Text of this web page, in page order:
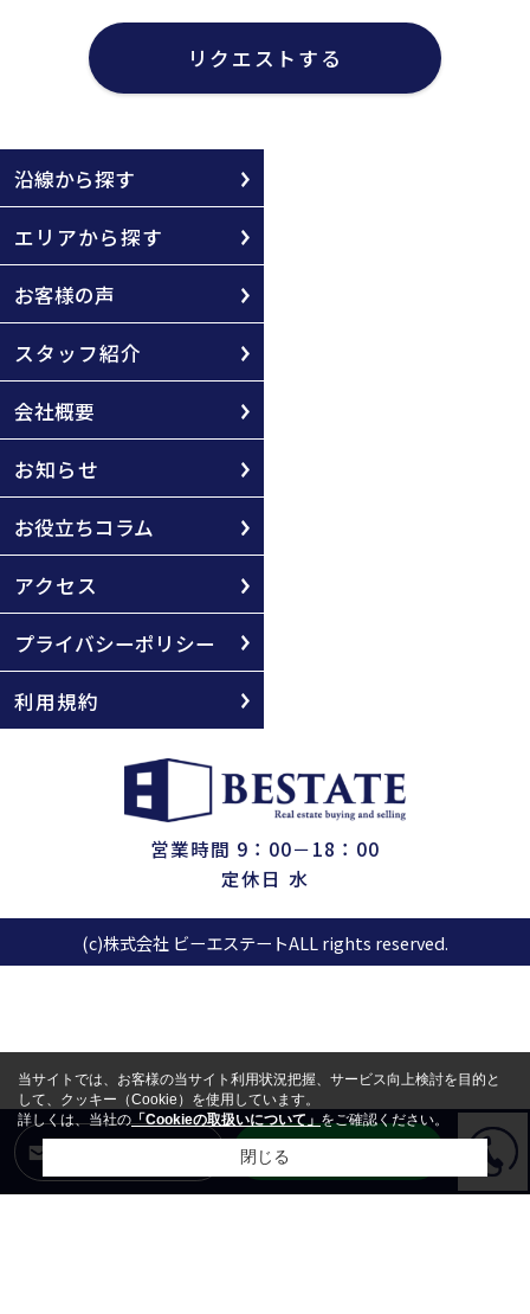
リクエストする
沿線から探す
エリアから探す
お客様の声
スタッフ紹介
会社概要
お知らせ
お役立ちコラム
アクセス
プライバシーポリシー
利用規約
営業時間 9：00－18：00
定休日 水
(c)株式会社 ビーエステートALL rights reserved.
LINEからお問合せ
当サイトでは、お客様の当サイト利用状況把握、サービス向上検討を目的と
して、クッキー（Cookie）を使用しています。
詳しくは、当社の「Cookieの取扱いについて」をご確認ください。
閉じる